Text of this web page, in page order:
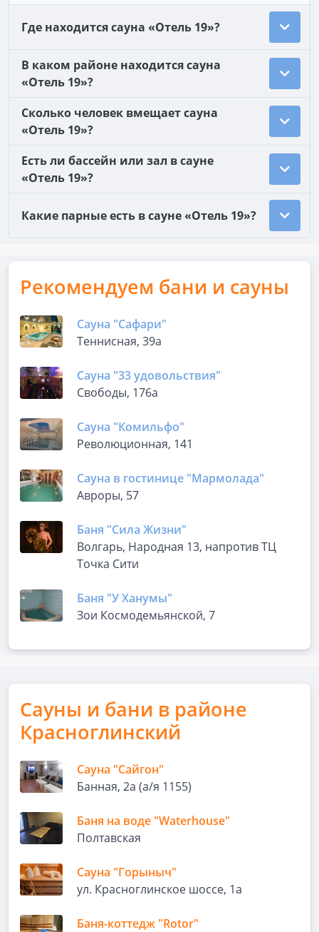
Где находится сауна «Отель 19»?
В каком районе находится сауна
«Отель 19»?
Сколько человек вмещает сауна
«Отель 19»?
Есть ли бассейн или зал в сауне
«Отель 19»?
Какие парные есть в сауне «Отель 19»?
Рекомендуем бани и сауны
Сауна "Сафари"
Теннисная, 39а
Сауна "33 удовольствия"
Свободы, 176а
Сауна "Комильфо"
Революционная, 141
Сауна в гостинице "Мармолада"
Авроры, 57
Баня "Сила Жизни"
Волгарь, Народная 13, напротив ТЦ
Точка Сити
Баня "У Ханумы"
Зои Космодемьянской, 7
Сауны и бани в районе
Красноглинский
Сауна "Сайгон"
Банная, 2а (а/я 1155)
Баня на воде "Waterhouse"
Полтавская
Сауна "Горыныч"
ул. Красноглинское шоссе, 1а
Баня-коттедж "Rotor"